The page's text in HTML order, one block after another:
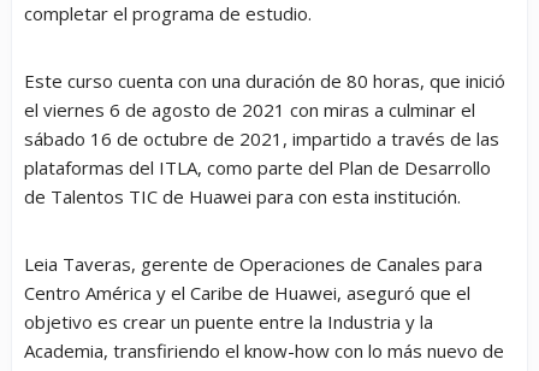
completar el programa de estudio.
Este curso cuenta con una duración de 80 horas, que inició
el viernes 6 de agosto de 2021 con miras a culminar el
sábado 16 de octubre de 2021, impartido a través de las
plataformas del ITLA, como parte del Plan de Desarrollo
de Talentos TIC de Huawei para con esta institución.
Leia Taveras, gerente de Operaciones de Canales para
Centro América y el Caribe de Huawei, aseguró que el
objetivo es crear un puente entre la Industria y la
Academia, transfiriendo el know-how con lo más nuevo de